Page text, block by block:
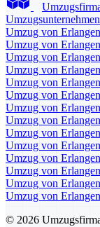
Umzug von
Umzug von
Umzug von
Umzug von
Umzug von
Umzug von
Umzug von
Umzug von
Umzug von
Umzug von
Umzug von
Umzug von
Umzug von
Umzug von
© 2026